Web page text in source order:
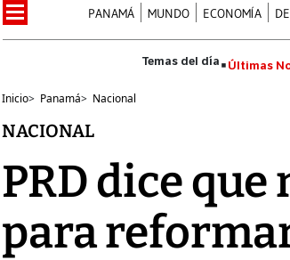
PANAMÁ MUNDO ECONOMÍA
Últimas
Inicio> Panamá> Nacional
NACIONAL
PRD dice
para